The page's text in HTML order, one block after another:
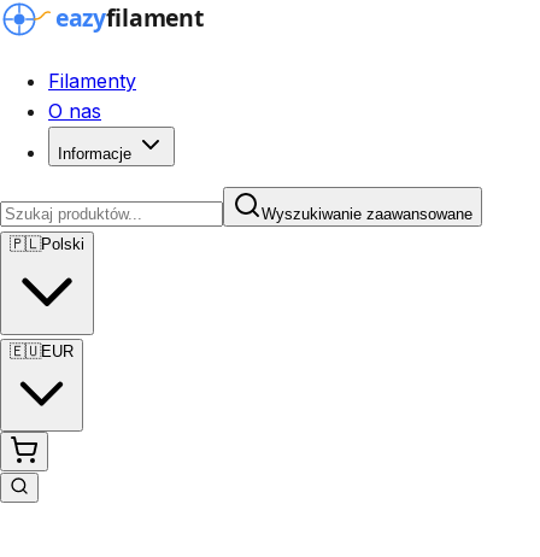
Filamenty
O nas
Informacje
Wyszukiwanie zaawansowane
🇵🇱Polski
🇪🇺EUR